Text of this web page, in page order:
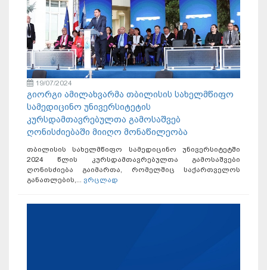
19/07/2024
გიორგი ამილახვარმა თბილისის სახელმწიფო
სამედიცინო უნივერსიტეტის
კურსდამთავრებულთა გამოსაშვებ
ღონისძიებაში მიიღო მონაწილეობა
თბილისის სახელმწიფო სამედიცინო უნივერსიტეტში
2024 წლის კურსდამთავრებულთა გამოსაშვები
ღონისძიება გაიმართა, რომელშიც საქართველოს
განათლების,... ვრცლად